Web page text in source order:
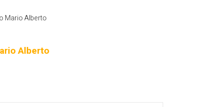
ACADÉMICOS SOBRE
PROFESORADO
Mario Alberto
Alberto